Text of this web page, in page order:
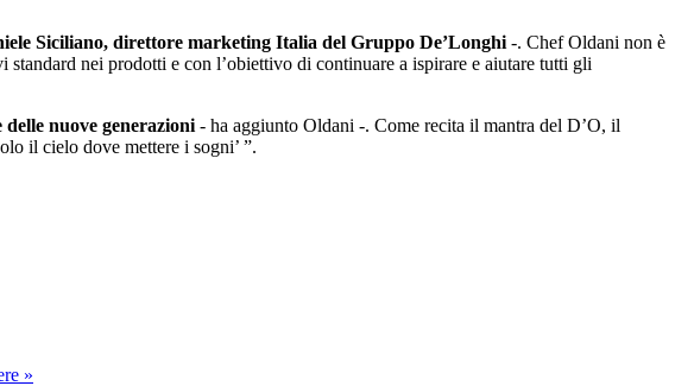
Siciliano, direttore marketing Italia del Gruppo De’Longhi -. Chef Oldani non è
nei prodotti e con l’obiettivo di continuare a ispirare e aiutare tutti gli
nuove generazioni - ha aggiunto Oldani -. Come recita il mantra del D’O, il
il cielo dove mettere i sogni’ ”.
»